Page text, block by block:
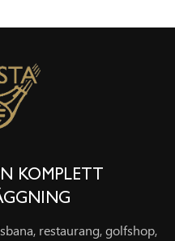
KOMPLETT
restaurang, golfshop,